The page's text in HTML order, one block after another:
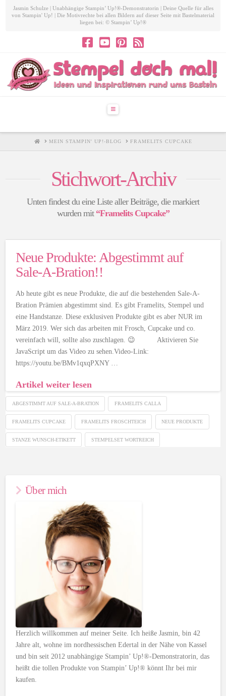
Jasmin Schulze | Unabhängige Stampin’ Up!®-Demonstratorin | Deine Quelle für alles
von Stampin' Up! | Die Motivrechte bei allen Bildern auf dieser Seite mit Bastelmaterial
liegen bei: © Stampin’ Up!®
Navigation
HOMEMEIN STAMPIN' UP!-BLOG FRAMELITS CUPCAKE
Stichwort-Archiv
Unten findest du eine Liste aller Beiträge, die markiert
wurden mit “Framelits Cupcake”
Neue Produkte: Abgestimmt auf
Sale-A-Bration!!
Ab heute gibt es neue Produkte, die auf die bestehenden Sale-A-
Bration Prämien abgestimmt sind. Es gibt Framelits, Stempel und
eine Handstanze. Diese exklusiven Produkte gibt es aber NUR im
März 2019. Wer sich das arbeiten mit Frosch, Cupcake und co.
vereinfach will, sollte also zuschlagen. 😉 Aktivieren Sie
JavaScript um das Video zu sehen.Video-Link:
https://youtu.be/BMv1qxqPXNY …
Artikel weiter lesen
ABGESTIMMT AUF SALE-A-BRATION FRAMELITS CALLA
FRAMELITS CUPCAKE FRAMELITS FROSCHTEICH NEUE PRODUKTE
STANZE WUNSCH-ETIKETT STEMPELSET WORTREICH
Über mich
Herzlich willkommen auf meiner Seite. Ich heiße Jasmin, bin 42
Jahre alt, wohne im nordhessischen Edertal in der Nähe von Kassel
und bin seit 2012 unabhängige Stampin’ Up!®-Demonstratorin, das
heißt die tollen Produkte von Stampin’ Up!® könnt Ihr bei mir
kaufen.